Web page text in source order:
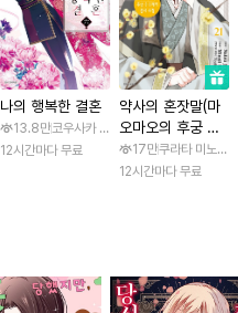
나의 행복한 결혼
13.8만코우사카 리토 / 아기토기 아쿠미
12시간마다 무료
약사의 혼잣말(마
오마오의 후궁 수
수께끼 풀이수첩)
17만쿠라타 미노지
12시간마다 무료